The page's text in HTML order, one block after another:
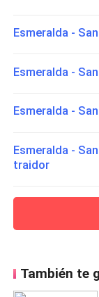
Esmeralda -
Esmeralda -
Esmeralda -
Esmeralda -
traidor
También te